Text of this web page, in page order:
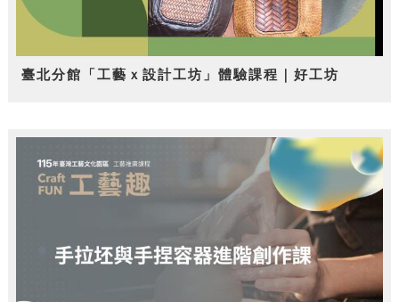
臺北分館「工藝ｘ設計工坊」體驗課程｜好工坊